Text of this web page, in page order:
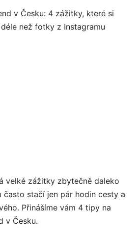
velké zážitky zbytečně daleko
často stačí jen pár hodin cesty a
Přinášíme vám 4 tipy na
v Česku.